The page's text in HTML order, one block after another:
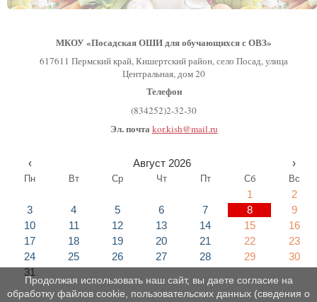
МКОУ «Посадская ОШИ для обучающихся с ОВЗ»
617611 Пермский край, Кишертский район, село Посад, улица
Центральная, дом 20
Телефон
(834252)2-32-30
Эл. почта kor.kish@mail.ru
‹ Август 2026 ›
Пн Вт Ср Чт Пт Сб Вс
1
2
3
4 5 6 7 8
9
10
11 12 13 14 15
16
17
18 19 20 21 22
23
24
25 26 27 28 29
30
31
Продолжая использовать наш сайт, вы даете согласие на
обработку файлов cookie, пользовательских данных (сведения о